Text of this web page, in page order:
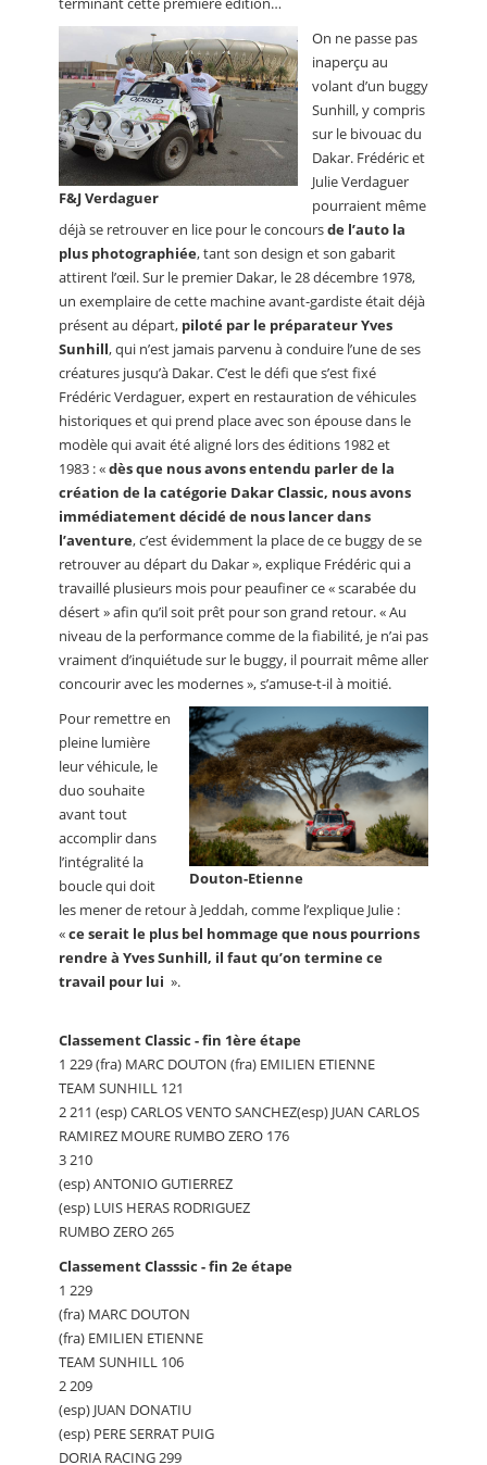
F&J Verdaguer
On ne passe pas
inaperçu au
volant d’un buggy
Sunhill, y compris
sur le bivouac du
Dakar. Frédéric et
Julie Verdaguer
pourraient même
déjà se retrouver en lice pour le concoursde l’auto la
plus photographiée, tant son design et son gabarit
attirent l’œil. Sur le premier Dakar, le 28 décembre 1978,
un exemplaire de cette machine avant-gardiste était déjà
présent au départ, piloté par le préparateur Yves
Sunhill, qui n’est jamais parvenu à conduire l’une de ses
créatures jusqu’à Dakar. C’est le défi que s’est fixé
Frédéric Verdaguer, expert en restauration de véhicules
historiques et qui prend place avec son épouse dans le
modèle qui avait été aligné lors des éditions 1982 et
1983 : «dès que nous avons entendu parler de la
création de la catégorie Dakar Classic, nous avons
immédiatement décidé de nous lancer dans
l’aventure, c’est évidemment la place de ce buggy de se
retrouver au départ du Dakar », explique Frédéric qui a
travaillé plusieurs mois pour peaufiner ce « scarabée du
désert » afin qu’il soit prêt pour son grand retour. « Au
niveau de la performance comme de la fiabilité, je n’ai pas
vraiment d’inquiétude sur le buggy, il pourrait même aller
concourir avec les modernes », s’amuse-t-il à moitié.
Douton-Etienne
Pour remettre en
pleine lumière
leur véhicule, le
duo souhaite
avant tout
accomplir dans
l’intégralité la
boucle qui doit
les mener de retour à Jeddah, comme l’explique Julie :
«ce serait le plus bel hommage que nous pourrions
rendre à Yves Sunhill, il faut qu’on termine ce
travail pour lui ».
Classement Classic - fin 1ère étape
1 229 (fra) MARC DOUTON (fra) EMILIEN ETIENNE
TEAM SUNHILL 121
2 211 (esp) CARLOS VENTO SANCHEZ(esp) JUAN CARLOS
RAMIREZ MOURE RUMBO ZERO 176
3 210
(esp) ANTONIO GUTIERREZ
(esp) LUIS HERAS RODRIGUEZ
RUMBO ZERO 265
Classement Classsic - fin 2e étape
1 229
(fra) MARC DOUTON
(fra) EMILIEN ETIENNE
TEAM SUNHILL 106
2 209
(esp) JUAN DONATIU
(esp) PERE SERRAT PUIG
DORIA RACING 299